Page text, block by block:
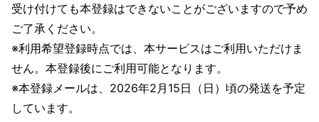
受け付けても本登録はできないことがございますので予め
ご了承ください。
※利用希望登録時点では、本サービスはご利用いただけま
せん。本登録後にご利用可能となります。
※本登録メールは、2026年2月15日（日）頃の発送を予定
しています。